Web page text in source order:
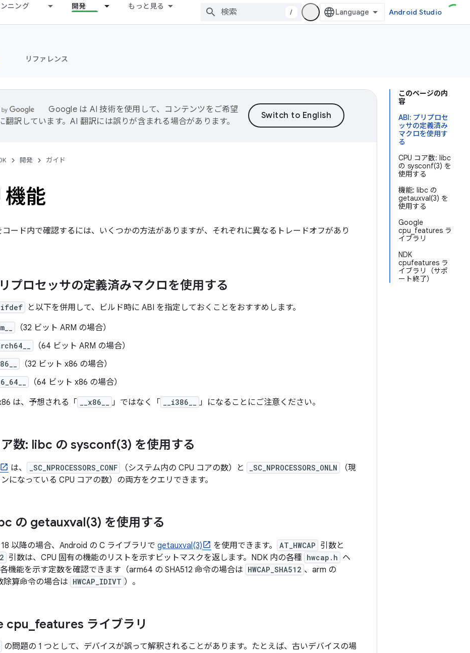
ニング 開発 もっと見る
/ Android Studio
リファレンス
このページの内
容
ABI: プリプロセ
ッサの定義済み
マクロを使用す
る
CPU コア数: libc
の sysconf(3) を
使用する
機能: libc の
getauxval(3) を
使用する
Google
cpu_features ラ
イブラリ
NDK
cpufeatures ラ
イブラリ（サポ
ート終了）
Google は AI 技術を使用して、コンテンツをご希望
翻訳しています。AI 翻訳には誤りが含まれる場合があります。
開発 ガイド
機能
コード内で確認するには、いくつかの方法がありますが、それぞれに異なるトレードオフがあり
プロセッサの定義済みマクロを使用する
と以下を併用して、ビルド時に ABI を指定しておくことをおすすめします。
（32 ビット ARM の場合）
（64 ビット ARM の場合）
（32 ビット x86 の場合）
（64 ビット x86 の場合）
は、予想される「
__x86__ 」ではなく「 __i386__ 」になることにご注意ください。
数: libc の sysconf(3) を使用する
は、 _SC_NPROCESSORS_CONF （システム内の CPU コアの数）と _SC_NPROCESSORS_ONLN
（現
になっている CPU コアの数）の両方をクエリできます。
の getauxval(3) を使用する
以降の場合、Android の C ライブラリで getauxval(3) を使用できます。 AT_HWCAP 引数と
引数は、CPU 固有の機能のリストを示すビットマスクを返します。NDK 内の各種 hwcap.h ヘ
機能を示す定数を確認できます（arm64 の SHA512 命令の場合は HWCAP_SHA512 、arm の
除算命令の場合は HWCAP_IDIVT ）。
cpu features ライブラリ
の問題の 1 つとして、デバイスが誤って解釈されることがあります。たとえば、古いデバイスの場